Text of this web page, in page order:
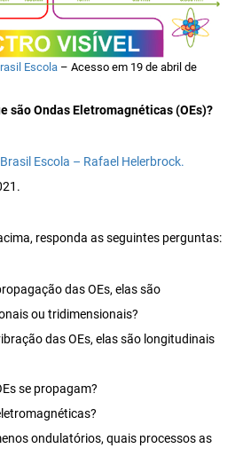
Escola – Acesso em 19 de abril de
são Ondas Eletromagnéticas (OEs)?
Escola – Rafael Helerbrock.
responda as seguintes perguntas:
das OEs, elas são
ou tridimensionais?
das OEs, elas são longitudinais
se propagam?
ondulatórios, quais processos as